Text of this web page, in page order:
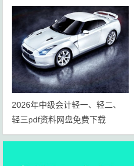
总结笔记习题资源下载
2026年中级会计轻一、轻二、
轻三pdf资料网盘免费下载